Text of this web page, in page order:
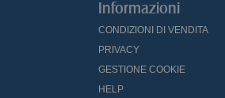
Informazioni
CONDIZIONI DI VENDITA
PRIVACY
GESTIONE COOKIE
HELP